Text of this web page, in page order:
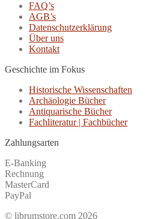
FAQ’s
AGB’s
Datenschutzerklärung
Über uns
Kontakt
Geschichte im Fokus
Historische Wissenschaften
Archäologie Bücher
Antiquarische Bücher
Fachliteratur | Fachbücher
Zahlungsarten
E-Banking
Rechnung
MasterCard
PayPal
© librumstore.com 2026